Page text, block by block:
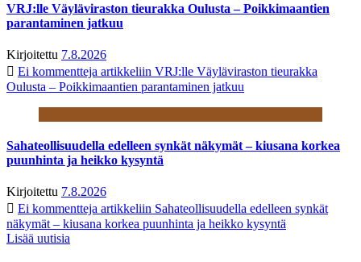
VRJ:lle Väyläviraston tieurakka Oulusta – Poikkimaantien
parantaminen jatkuu
Kirjoitettu 7.8.2026
Ei kommentteja artikkeliin VRJ:lle Väyläviraston tieurakka
Oulusta – Poikkimaantien parantaminen jatkuu
Sahateollisuudella edelleen synkät näkymät – kiusana korkea
puunhinta ja heikko kysyntä
Kirjoitettu 7.8.2026
Ei kommentteja artikkeliin Sahateollisuudella edelleen synkät
näkymät – kiusana korkea puunhinta ja heikko kysyntä
Lisää uutisia